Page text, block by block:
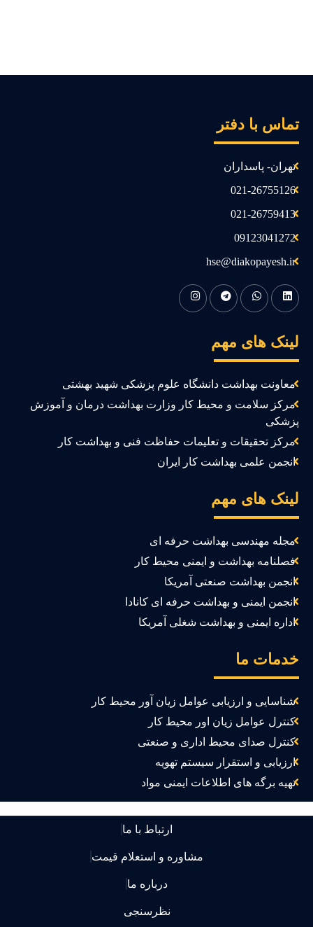
با دفتر
تهران- پاسداران
021-26755126
021-26759413
09123041272
hse@diakopayesh.ir
های مهم
معاونت بهداشت دانشگاه علوم پزشکی شهید بهشتی
مرکز سلامت و محیط کار وزارت بهداشت درمان و آموزش
مرکز تحقیقات و تعلیمات حفاظت فنی و بهداشت کار
انجمن علمی بهداشت کار ایران
های مهم
مجله مهندسی بهداشت حرفه ای
فصلنامه بهداشت و ایمنی محیط کار
انجمن بهداشت صنعتی آمریکا
انجمن ایمنی و بهداشت حرفه ای کانادا
اداره ایمنی و بهداشت شغلی آمریکا
ما
شناسایی و ارزیابی عوامل زیان آور محیط کار
کنترل عوامل زیان اور محیط کار
کنترل صدای محیط اداری و صنعتی
ارزیابی و استقرار سیستم تهویه
تهیه برگه های اطلاعات ایمنی مواد
ارتباط با ما
مشاوره و استعلام قیمت
درباره ما
نظرسنجی